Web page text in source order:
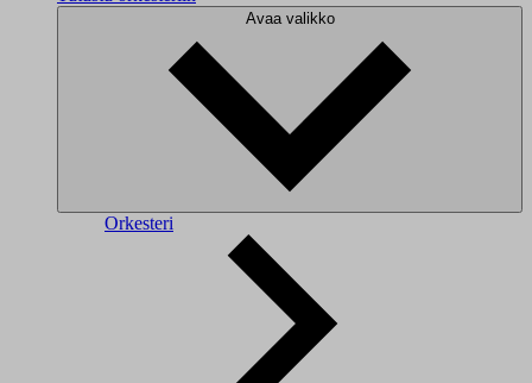
Avaa valikko
Orkesteri